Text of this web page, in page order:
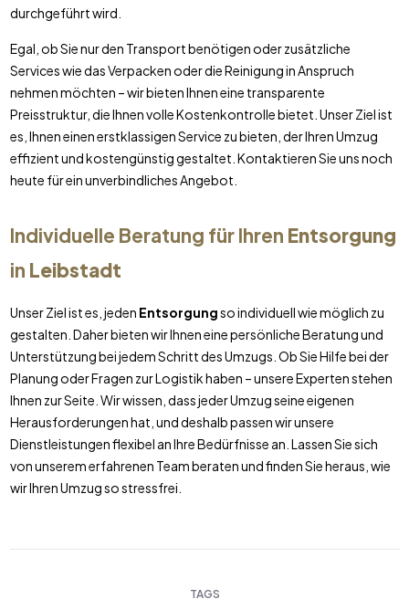
durchgeführt wird.
Egal, ob Sie nur den Transport benötigen oder zusätzliche
Services wie das Verpacken oder die Reinigung in Anspruch
nehmen möchten – wir bieten Ihnen eine transparente
Preisstruktur, die Ihnen volle Kostenkontrolle bietet. Unser Ziel ist
es, Ihnen einen erstklassigen Service zu bieten, der Ihren Umzug
effizient und kostengünstig gestaltet. Kontaktieren Sie uns noch
heute für ein unverbindliches Angebot.
Individuelle Beratung für Ihren Entsorgung
in Leibstadt
Unser Ziel ist es, jeden Entsorgungso individuell wie möglich zu
gestalten. Daher bieten wir Ihnen eine persönliche Beratung und
Unterstützung bei jedem Schritt des Umzugs. Ob Sie Hilfe bei der
Planung oder Fragen zur Logistik haben – unsere Experten stehen
Ihnen zur Seite. Wir wissen, dass jeder Umzug seine eigenen
Herausforderungen hat, und deshalb passen wir unsere
Dienstleistungen flexibel an Ihre Bedürfnisse an. Lassen Sie sich
von unserem erfahrenen Team beraten und finden Sie heraus, wie
wir Ihren Umzug so stressfrei.
TAGS